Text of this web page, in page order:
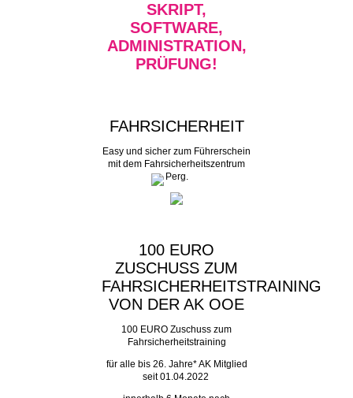
SKRIPT,
SOFTWARE,
ADMINISTRATION,
PRÜFUNG!
FAHRSICHERHEIT
Easy und sicher zum Führerschein
mit dem Fahrsicherheitszentrum
Perg.
100 EURO
ZUSCHUSS ZUM
FAHRSICHERHEITSTRAINING
VON DER AK OOE
100 EURO Zuschuss zum
Fahrsicherheitstraining
für alle bis 26. Jahre* AK Mitglied
seit 01.04.2022